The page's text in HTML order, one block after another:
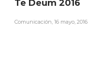
Te Deum 2016
Comunicación, 16 mayo, 2016